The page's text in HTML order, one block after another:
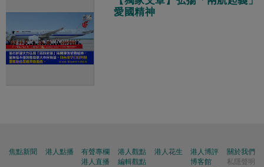
愛國精神
焦點新聞 港人點播
有聲專欄
港人直播
港人觀點
編輯觀點
港人花生
港人博評
博客館
關於我們
私隱聲明